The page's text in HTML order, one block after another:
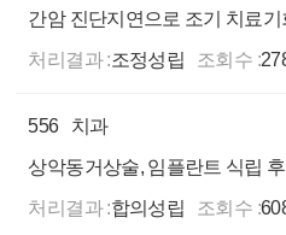
간암 진단지연으로 조기 치료기
처리결과 :조정성립 조회수 :
556
치과
처리결과 :합의성립 조회수 :